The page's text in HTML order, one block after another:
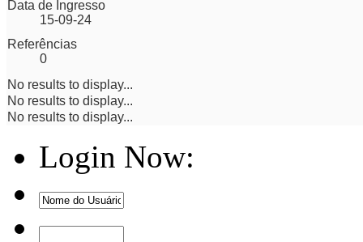
Data de Ingresso
15-09-24
Referências
0
No results to display...
No results to display...
No results to display...
Login Now: